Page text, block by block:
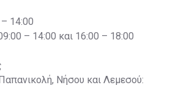
14:00
– 14:00 και 16:00 – 18:00
Νήσου και Λεμεσού: